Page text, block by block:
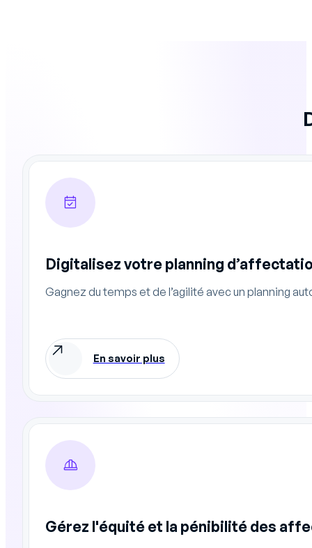
Digitalisez votre planning
Gagnez du temps et de l’agilité avec un planning
En savoir plus
Gérez l'équité et la pénibilité des